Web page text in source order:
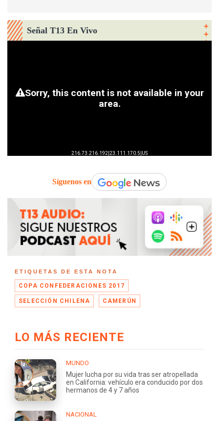
Señal T13 En Vivo
Síguenos en
ETIQUETAS DE ESTA NOTA
COPA CONFEDERACIONES 2017
SELECCIÓN CHILENA CAMERÚN
LO MÁS RECIENTE
MUNDO
Mujer lucha por su vida tras ser atropellada
en California: vehículo era conducido por dos
hermanos de 4 y 7 años
NACIONAL